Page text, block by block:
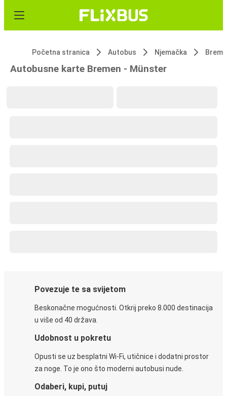
Početna stranica Autobus Njemačka
Autobusne karte Bremen - Münster
Povezuje te sa svijetom
Beskonačne mogućnosti. Otkrij preko 8.000 destinacija
u više od 40 država.
Udobnost u pokretu
Opusti se uz besplatni Wi-Fi, utičnice i dodatni prostor
za noge. To je ono što moderni autobusi nude.
Odaberi, kupi, putuj